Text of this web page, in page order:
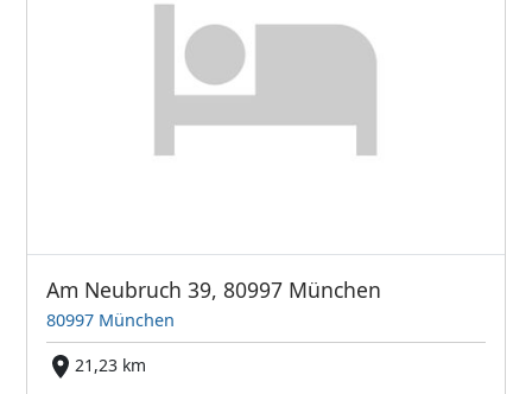
Am Neubruch 39, 80997 München
80997 München
21,23 km